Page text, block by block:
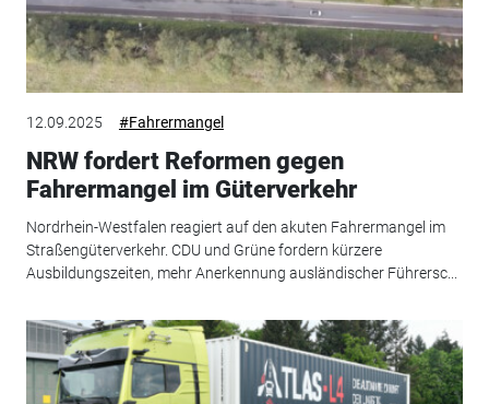
12.09.2025 #Fahrermangel
NRW fordert Reformen gegen
Fahrermangel im Güterverkehr
Nordrhein-Westfalen reagiert auf den akuten Fahrermangel im
Straßengüterverkehr. CDU und Grüne fordern kürzere
Ausbildungszeiten, mehr Anerkennung ausländischer Führersc...